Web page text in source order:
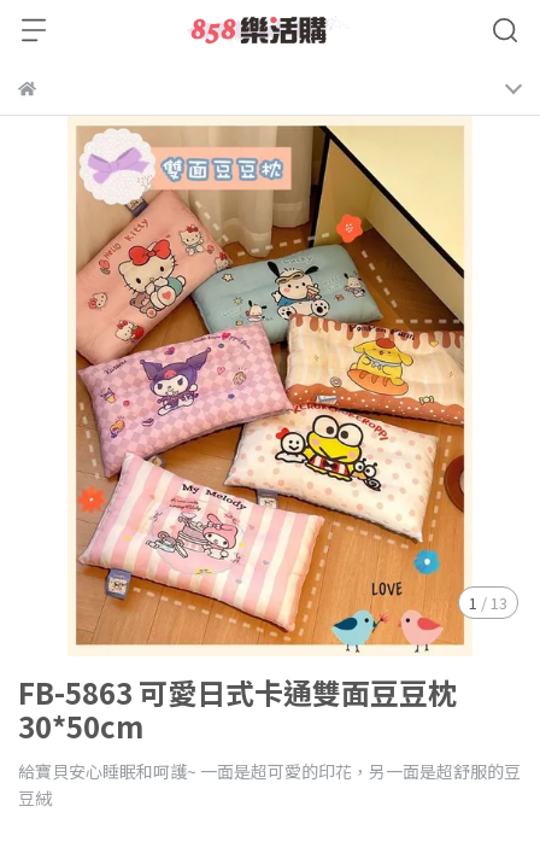
1 / 13
FB-5863 可愛日式卡通雙面豆豆枕
30*50cm
給寶貝安心睡眠和呵護~ 一面是超可愛的印花，另一面是超舒服的豆
豆絨